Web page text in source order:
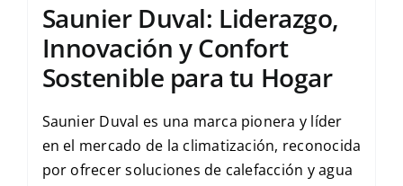
Saunier Duval: Liderazgo,
Innovación y Confort
Sostenible para tu Hogar
Saunier Duval es una marca pionera y líder
en el mercado de la climatización, reconocida
por ofrecer soluciones de calefacción y agua